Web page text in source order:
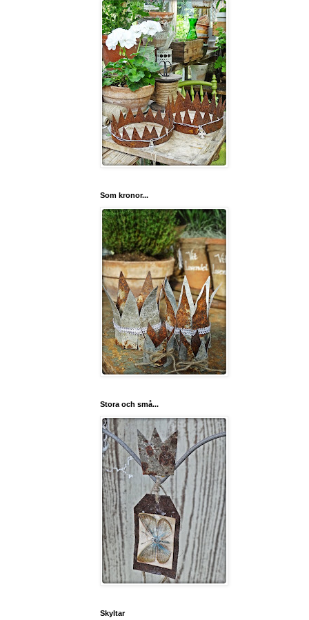
Som kronor...
Stora och små...
Skyltar